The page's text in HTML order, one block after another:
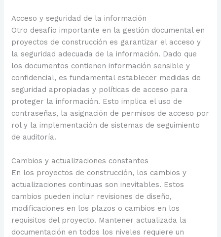
Acceso y seguridad de la información
Otro desafío importante en la gestión documental en
proyectos de construcción es garantizar el acceso y
la seguridad adecuada de la información. Dado que
los documentos contienen información sensible y
confidencial, es fundamental establecer medidas de
seguridad apropiadas y políticas de acceso para
proteger la información. Esto implica el uso de
contraseñas, la asignación de permisos de acceso por
rol y la implementación de sistemas de seguimiento
de auditoría.
Cambios y actualizaciones constantes
En los proyectos de construcción, los cambios y
actualizaciones continuas son inevitables. Estos
cambios pueden incluir revisiones de diseño,
modificaciones en los plazos o cambios en los
requisitos del proyecto. Mantener actualizada la
documentación en todos los niveles requiere un